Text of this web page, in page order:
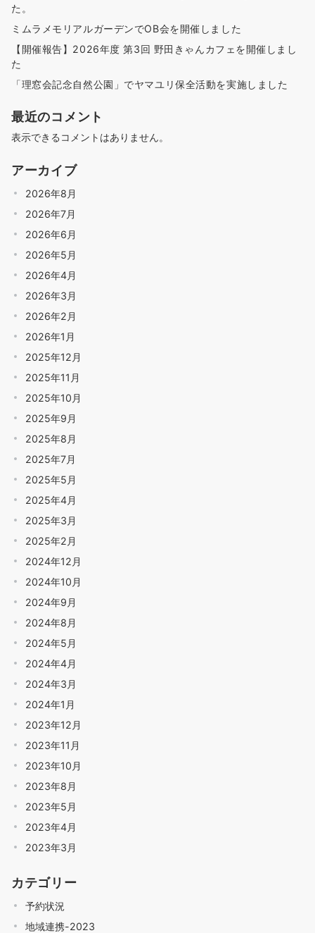
た。
ミムラメモリアルガーデンでOB会を開催しました
【開催報告】2026年度 第3回 野田きゃんカフェを開催しまし
た
「理窓会記念自然公園」でヤマユリ保全活動を実施しました
最近のコメント
表示できるコメントはありません。
アーカイブ
2026年8月
2026年7月
2026年6月
2026年5月
2026年4月
2026年3月
2026年2月
2026年1月
2025年12月
2025年11月
2025年10月
2025年9月
2025年8月
2025年7月
2025年5月
2025年4月
2025年3月
2025年2月
2024年12月
2024年10月
2024年9月
2024年8月
2024年5月
2024年4月
2024年3月
2024年1月
2023年12月
2023年11月
2023年10月
2023年8月
2023年5月
2023年4月
2023年3月
カテゴリー
予約状況
地域連携-2023